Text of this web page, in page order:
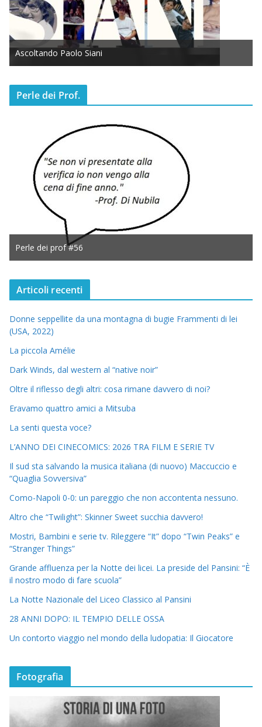
Ascoltando Paolo Siani
Perle dei Prof.
Perle dei prof #56
Articoli recenti
Donne seppellite da una montagna di bugie Frammenti di lei
(USA, 2022)
La piccola Amélie
Dark Winds, dal western al “native noir”
Oltre il riflesso degli altri: cosa rimane davvero di noi?
Eravamo quattro amici a Mitsuba
La senti questa voce?
L’ANNO DEI CINECOMICS: 2026 TRA FILM E SERIE TV
Il sud sta salvando la musica italiana (di nuovo) Maccuccio e
“Quaglia Sovversiva”
Como-Napoli 0-0: un pareggio che non accontenta nessuno.
Altro che “Twilight”: Skinner Sweet succhia davvero!
Mostri, Bambini e serie tv. Rileggere “It” dopo “Twin Peaks” e
“Stranger Things”
Grande affluenza per la Notte dei licei. La preside del Pansini: “È
il nostro modo di fare scuola”
La Notte Nazionale del Liceo Classico al Pansini
28 ANNI DOPO: IL TEMPIO DELLE OSSA
Un contorto viaggio nel mondo della ludopatia: Il Giocatore
Fotografia